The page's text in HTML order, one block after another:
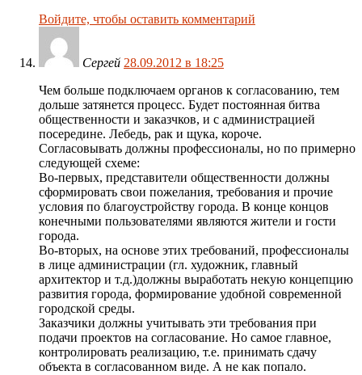
Войдите, чтобы оставить комментарий
Сергей 28.09.2012 в 18:25
Чем больше подключаем органов к согласованию, тем
дольше затянется процесс. Будет постоянная битва
общественности и заказчков, и с администрацией
посередине. Лебедь, рак и щука, короче.
Согласовывать должны профессионалы, но по примерно
следующей схеме:
Во-первых, представители общественности должны
сформировать свои пожелания, требования и прочие
условия по благоустройству города. В конце концов
конечными пользователями являются жители и гости
города.
Во-вторых, на основе этих требований, профессионалы
в лице администрации (гл. художник, главный
архитектор и т.д.)должны выработать некую концепцию
развития города, формирование удобной современной
городской среды.
Заказчики должны учитывать эти требования при
подачи проектов на согласование. Но самое главное,
контролировать реализацию, т.е. принимать сдачу
объекта в согласованном виде. А не как попало.